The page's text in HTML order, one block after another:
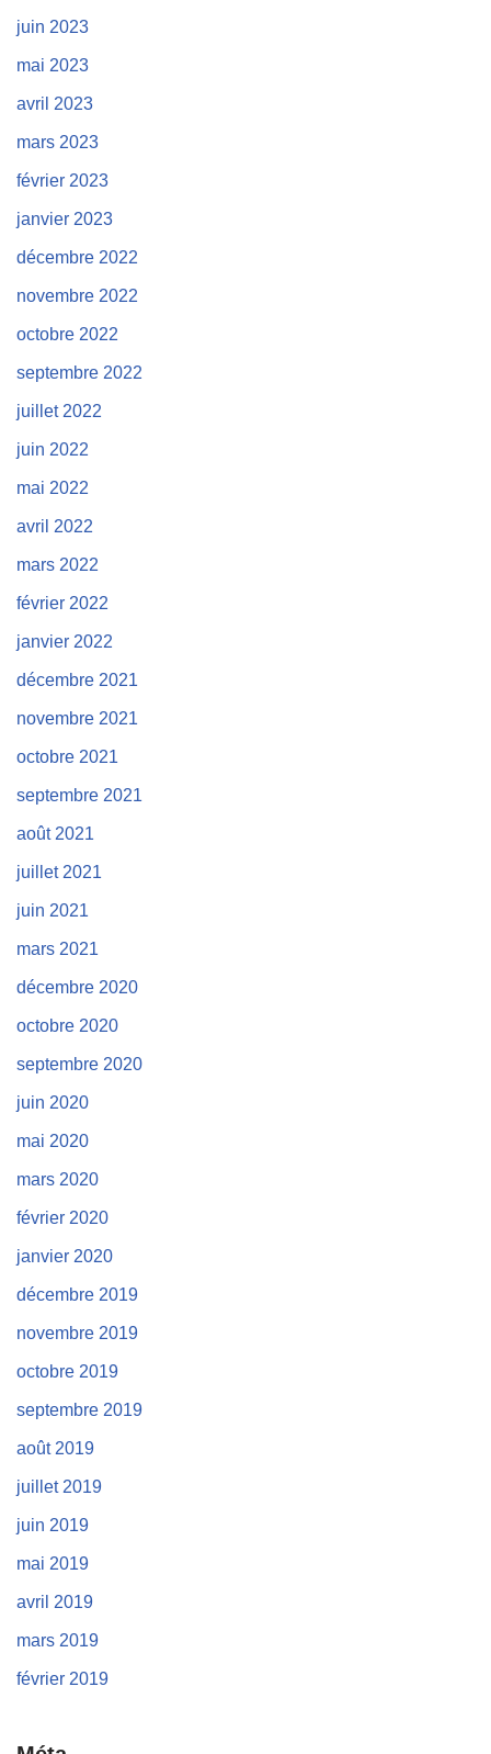
juin 2023
mai 2023
avril 2023
mars 2023
février 2023
janvier 2023
décembre 2022
novembre 2022
octobre 2022
septembre 2022
juillet 2022
juin 2022
mai 2022
avril 2022
mars 2022
février 2022
janvier 2022
décembre 2021
novembre 2021
octobre 2021
septembre 2021
août 2021
juillet 2021
juin 2021
mars 2021
décembre 2020
octobre 2020
septembre 2020
juin 2020
mai 2020
mars 2020
février 2020
janvier 2020
décembre 2019
novembre 2019
octobre 2019
septembre 2019
août 2019
juillet 2019
juin 2019
mai 2019
avril 2019
mars 2019
février 2019